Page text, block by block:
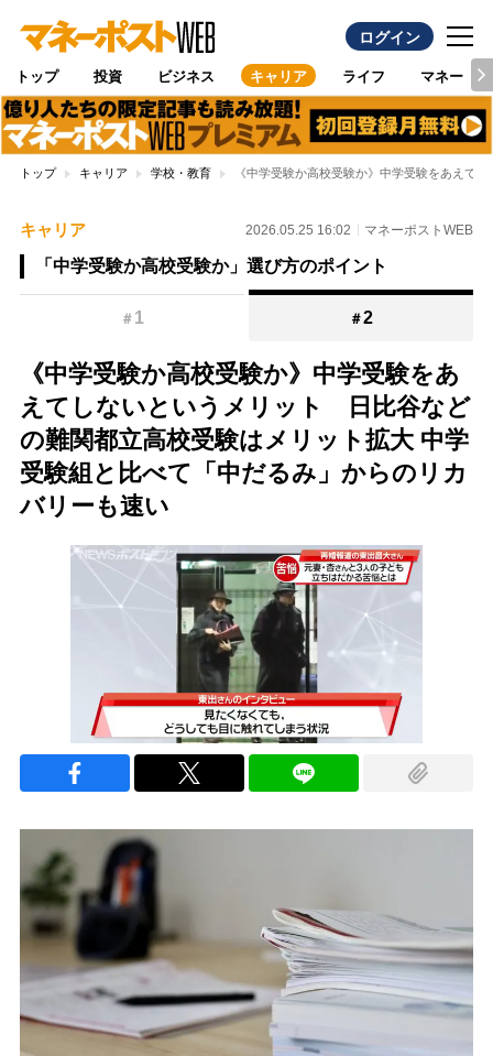
ログイン
トップ 投資 ビジネス キャリア ライフ マネー
トップ キャリア 学校・教育 《中学受験か高校受験か》中学受験をあえて
キャリア 2026.05.25 16:02 マネーポストWEB
「中学受験か高校受験か」選び方のポイント
＃ 1 ＃2
《中学受験か高校受験か》中学受験をあ
えてしないというメリット 日比谷など
の難関都立高校受験はメリット拡大 中学
受験組と比べて「中だるみ」からのリカ
バリーも速い